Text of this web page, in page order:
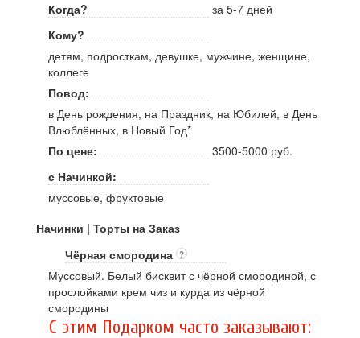
Когда?
за 5-7 дней
Кому?
детям, подросткам, девушке, мужчине, женщине,
коллеге
Повод:
в День рождения, на Праздник, на Юбилей, в День
Влюблённых, в Новый Год*
По цене:
3500-5000 руб.
с Начинкой:
муссовые, фруктовые
Начинки | Торты на Заказ
Чёрная смородина ?
Муссовый. Белый бисквит с чёрной смородиной, с
прослойками крем чиз и курда из чёрной
смородины
C этим Подарком часто заказывают: